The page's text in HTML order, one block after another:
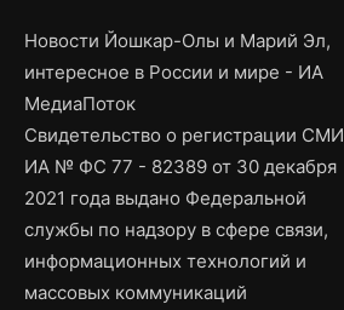
Новости Йошкар-Олы и Марий Эл,
интересное в России и мире - ИА
МедиаПоток
Свидетельство о регистрации СМИ
ИА № ФС 77 - 82389 от 30 декабря
2021 года выдано Федеральной
службы по надзору в сфере связи,
информационных технологий и
массовых коммуникаций